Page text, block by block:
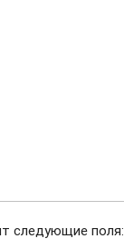
следующие поля: